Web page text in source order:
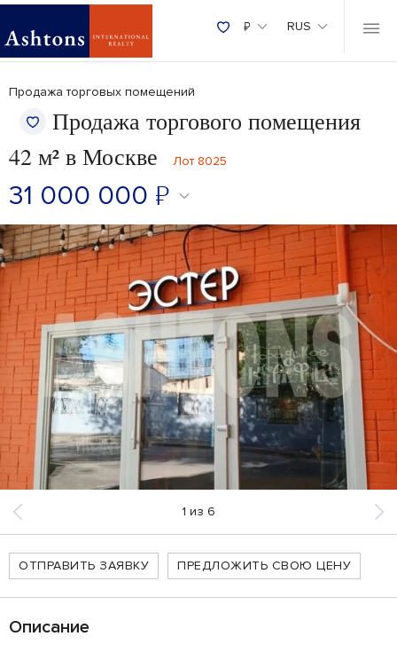
₽ RUS
Продажа торговых помещений
Продажа торгового помещения
42 м² в Москве
Лот 8025
31 000 000 ₽
1 из 6
ОТПРАВИТЬ ЗАЯВКУ ПРЕДЛОЖИТЬ СВОЮ ЦЕНУ
Описание